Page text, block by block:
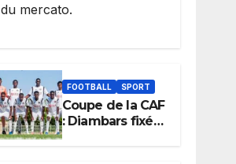
du mercato.
FOOTBALL SPORT
Coupe de la CAF
: Diambars fixé
sur son destin